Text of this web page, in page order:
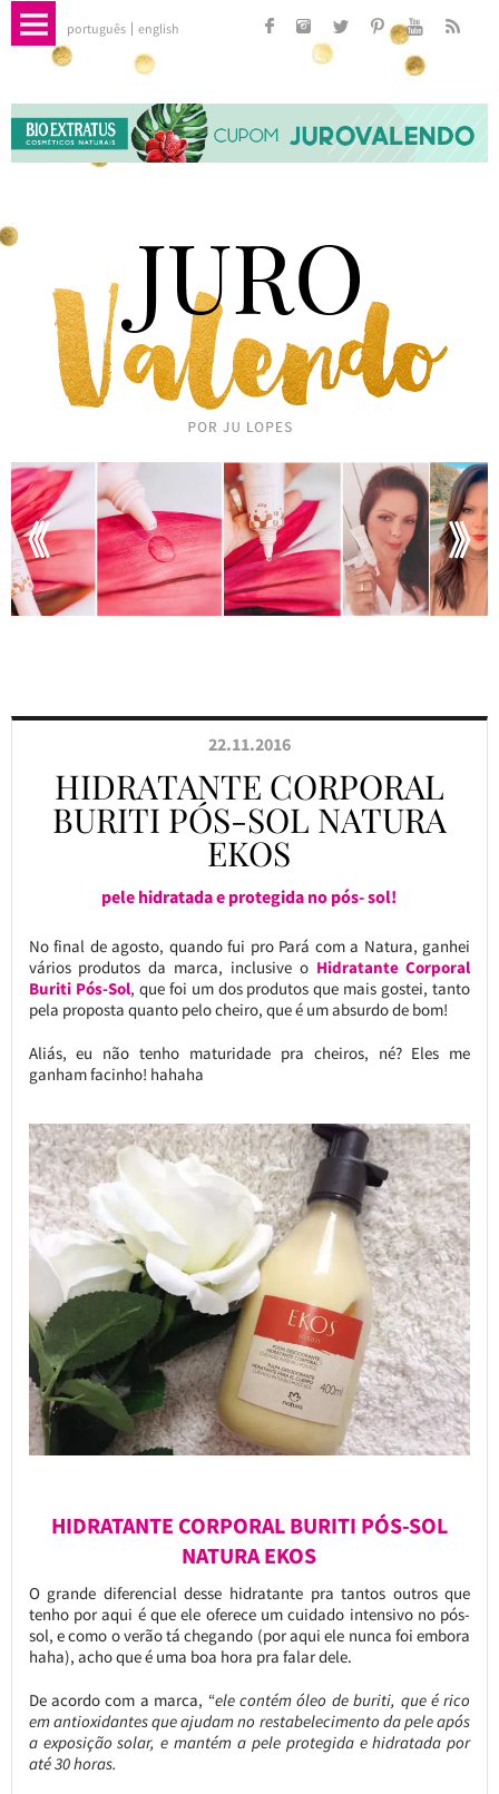
português english
22.11.2016
HIDRATANTE CORPORAL
BURITI PÓS-SOL NATURA
EKOS
pele hidratada e protegida no pós- sol!
No final de agosto, quando fui pro Pará com a Natura, ganhei
vários produtos da marca, inclusive o Hidratante Corporal
Buriti Pós-Sol, que foi um dos produtos que mais gostei, tanto
pela proposta quanto pelo cheiro, que é um absurdo de bom!
Aliás, eu não tenho maturidade pra cheiros, né? Eles me
ganham facinho! hahaha
HIDRATANTE CORPORAL BURITI PÓS-SOL
NATURA EKOS
O grande diferencial desse hidratante pra tantos outros que
tenho por aqui é que ele oferece um cuidado intensivo no pós-
sol, e como o verão tá chegando (por aqui ele nunca foi embora
haha), acho que é uma boa hora pra falar dele.
De acordo com a marca, “ele contém óleo de buriti, que é rico
em antioxidantes que ajudam no restabelecimento da pele após
a exposição solar, e mantém a pele protegida e hidratada por
até 30 horas.